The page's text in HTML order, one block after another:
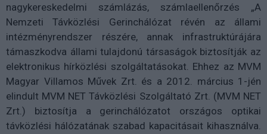
nagykereskedelmi számlázás, számlaellenőrzés „A
Nemzeti Távközlési Gerinchálózat révén az állami
intézményrendszer részére, annak infrastruktúrájára
támaszkodva állami tulajdonú társaságok biztosítják az
elektronikus hírközlési szolgáltatásokat. Ehhez az MVM
Magyar Villamos Művek Zrt. és a 2012. március 1-jén
elindult MVM NET Távközlési Szolgáltató Zrt. (MVM NET
Zrt.) biztosítja a gerinchálózatot országos optikai
távközlési hálózatának szabad kapacitásait kihasználva.